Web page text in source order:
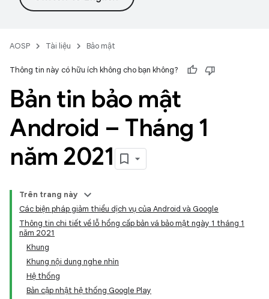
AOSP Tài liệu Bảo mật
Thông tin này có hữu ích không cho bạn không?
Bản tin bảo mật
Android – Tháng 1
năm 2021
Trên trang này
Các biện pháp giảm thiểu dịch vụ của Android và Google
Thông tin chi tiết về lỗ hổng cấp bản vá bảo mật ngày 1 tháng 1
năm 2021
Khung
Khung nội dung nghe nhìn
Hệ thống
Bản cập nhật hệ thống Google Play